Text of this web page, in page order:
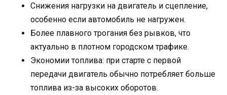
Снижения нагрузки на двигатель и сцепление,
особенно если автомобиль не нагружен.
Более плавного трогания без рывков, что
актуально в плотном городском трафике.
Экономии топлива: при старте с первой
передачи двигатель обычно потребляет больше
топлива из-за высоких оборотов.